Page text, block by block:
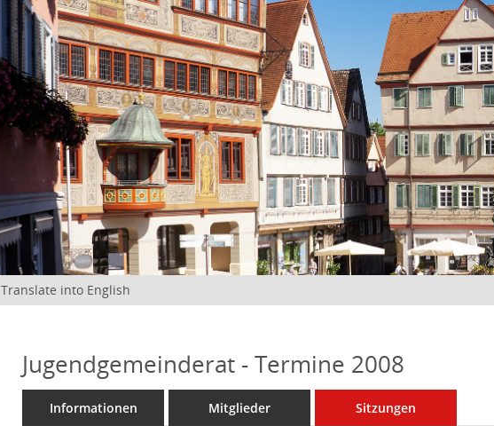
Translate into English
Jugendgemeinderat - Termine 2008
Informationen Mitglieder Sitzungen